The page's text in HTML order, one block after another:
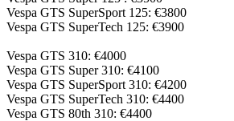
Vespa GTS SuperSport 125: €3800
Vespa GTS SuperTech 125: €3900
Vespa GTS 310: €4000
Vespa GTS Super 310: €4100
Vespa GTS SuperSport 310: €4200
Vespa GTS SuperTech 310: €4400
Vespa GTS 80th 310: €4400